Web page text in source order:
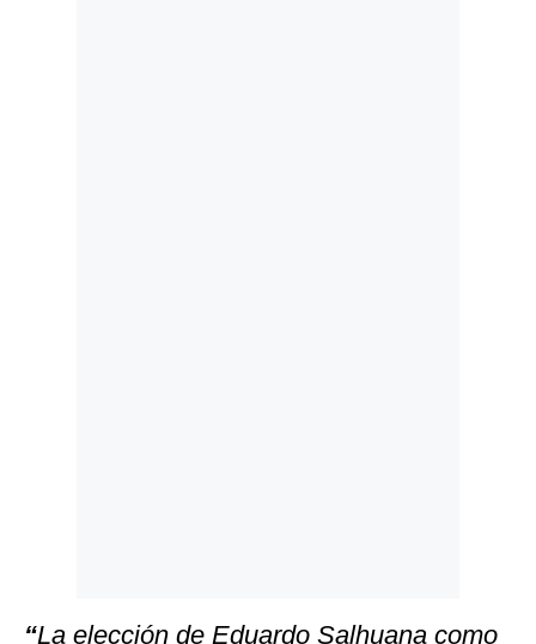
“La elección de Eduardo Salhuana como